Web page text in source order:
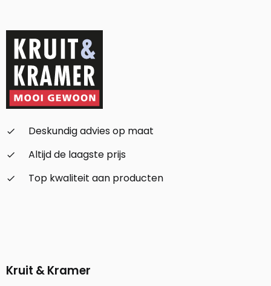
check_small
Deskundig advies op maat
check_small
Altijd de laagste prijs
check_small
Top kwaliteit aan producten
Kruit & Kramer